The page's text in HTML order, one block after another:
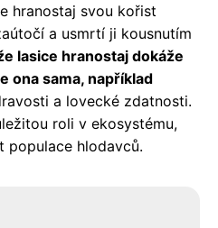
hranostaj svou kořist
a usmrtí ji kousnutím
lasice hranostaj dokáže
ona sama, například
a lovecké zdatnosti.
roli v ekosystému,
populace hlodavců.